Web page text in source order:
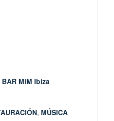
MiM Ibiza
, MÚSICA